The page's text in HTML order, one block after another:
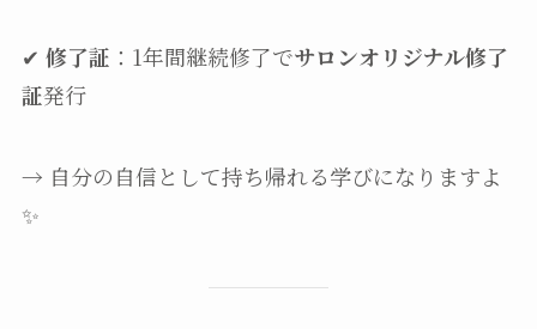
✔ 修了証 ：1年間継続修了でサロンオリジナル修了
証発行
→ 自分の自信として持ち帰れる学びになりますよ
✨